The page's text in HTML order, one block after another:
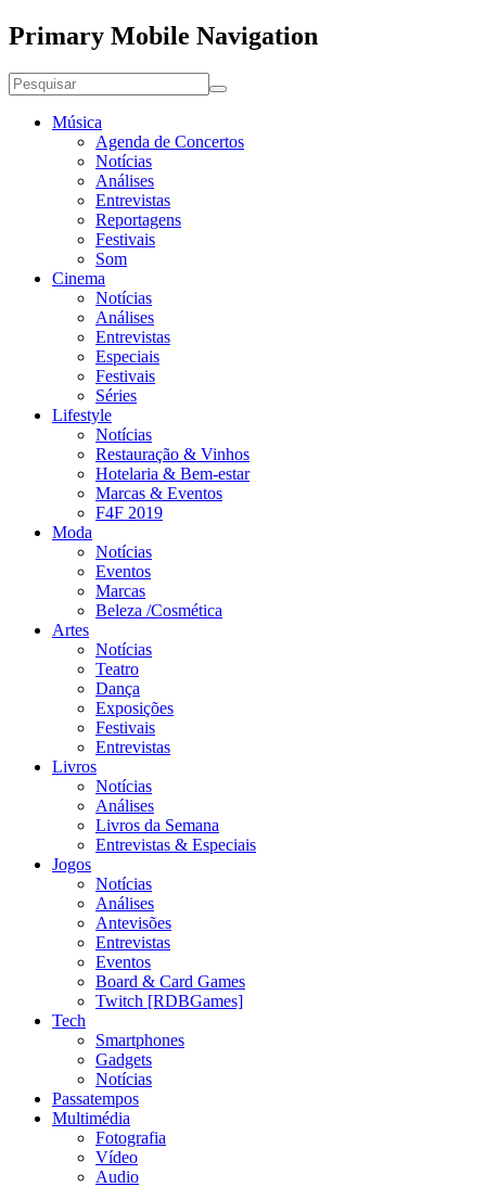
Primary Mobile Navigation
Música
Agenda de Concertos
Notícias
Análises
Entrevistas
Reportagens
Festivais
Som
Cinema
Notícias
Análises
Entrevistas
Especiais
Festivais
Séries
Lifestyle
Notícias
Restauração & Vinhos
Hotelaria & Bem-estar
Marcas & Eventos
F4F 2019
Moda
Notícias
Eventos
Marcas
Beleza /Cosmética
Artes
Notícias
Teatro
Dança
Exposições
Festivais
Entrevistas
Livros
Notícias
Análises
Livros da Semana
Entrevistas & Especiais
Jogos
Notícias
Análises
Antevisões
Entrevistas
Eventos
Board & Card Games
Twitch [RDBGames]
Tech
Smartphones
Gadgets
Notícias
Passatempos
Multimédia
Fotografia
Vídeo
Audio